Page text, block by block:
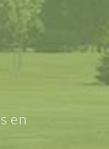
en